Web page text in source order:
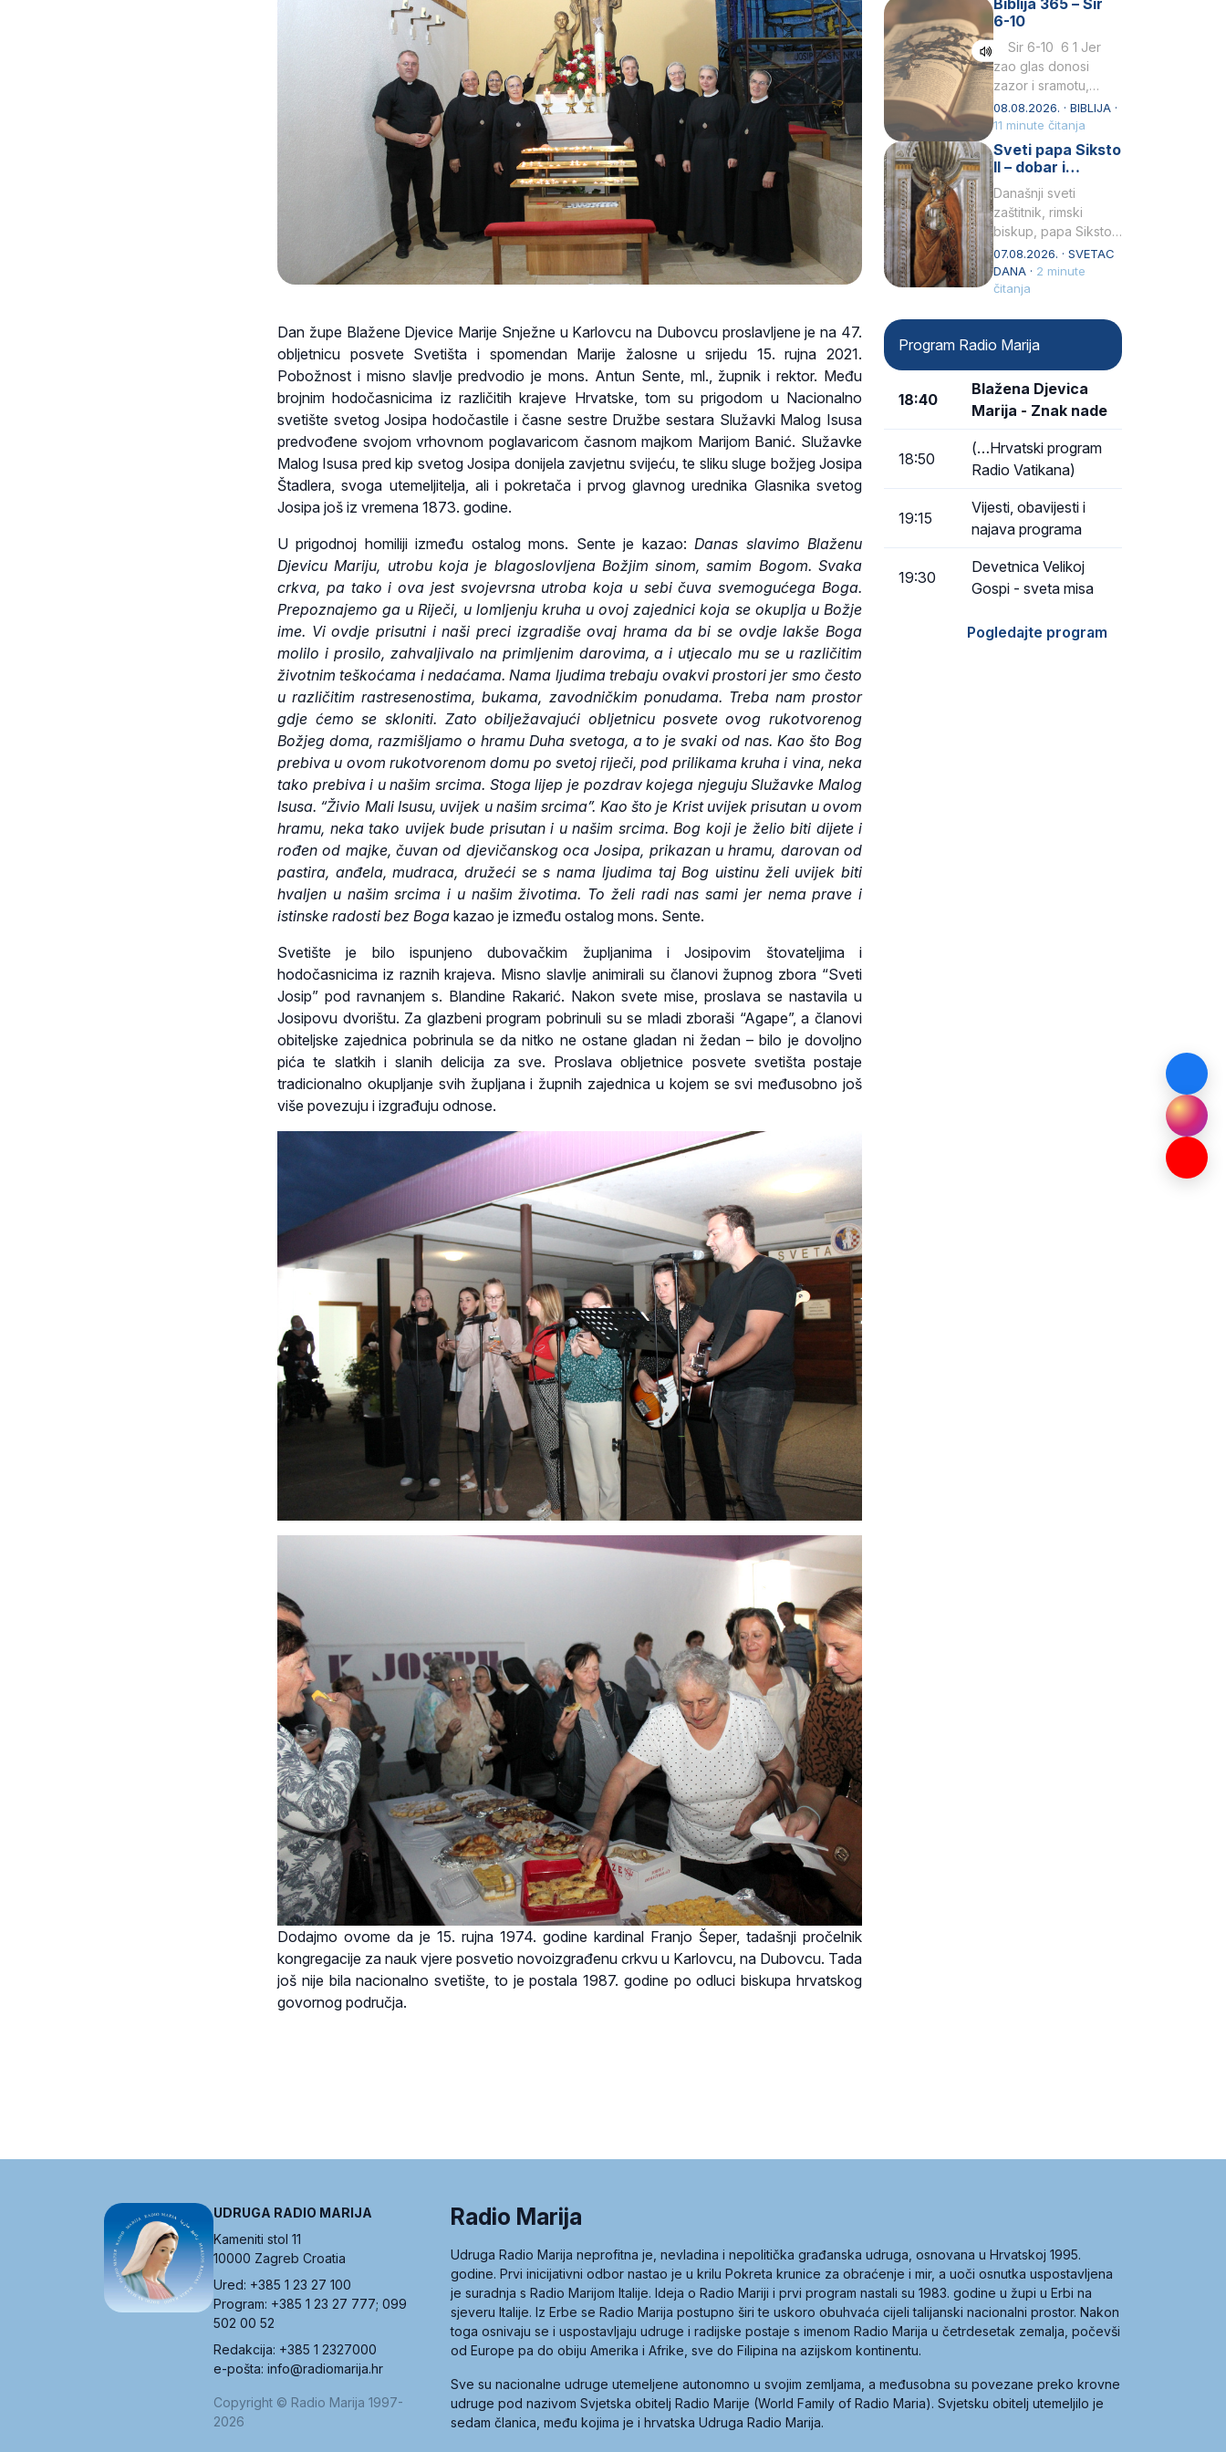
Dan župe Blažene Djevice Marije Snježne u Karlovcu na Dubovcu proslavljene je na 47.
obljetnicu posvete Svetišta i spomendan Marije žalosne u srijedu 15. rujna 2021.
Pobožnost i misno slavlje predvodio je mons. Antun Sente, ml., župnik i rektor. Među
brojnim hodočasnicima iz različitih krajeve Hrvatske, tom su prigodom u Nacionalno
svetište svetog Josipa hodočastile i časne sestre Družbe sestara Služavki Malog Isusa
predvođene svojom vrhovnom poglavaricom časnom majkom Marijom Banić. Služavke
Malog Isusa pred kip svetog Josipa donijela zavjetnu svijeću, te sliku sluge božjeg Josipa
Štadlera, svoga utemeljitelja, ali i pokretača i prvog glavnog urednika Glasnika svetog
Josipa još iz vremena 1873. godine.
U prigodnoj homiliji između ostalog mons. Sente je kazao:Danas slavimo Blaženu
Djevicu Mariju, utrobu koja je blagoslovljena Božjim sinom, samim Bogom. Svaka
crkva, pa tako i ova jest svojevrsna utroba koja u sebi čuva svemogućega Boga.
Prepoznajemo ga u Riječi, u lomljenju kruha u ovoj zajednici koja se okuplja u Božje
ime. Vi ovdje prisutni i naši preci izgradiše ovaj hrama da bi se ovdje lakše Boga
molilo i prosilo, zahvaljivalo na primljenim darovima, a i utjecalo mu se u različitim
životnim teškoćama i nedaćama. Nama ljudima trebaju ovakvi prostori jer smo često
u različitim rastresenostima, bukama, zavodničkim ponudama. Treba nam prostor
gdje ćemo se skloniti. Zato obilježavajući obljetnicu posvete ovog rukotvorenog
Božjeg doma, razmišljamo o hramu Duha svetoga, a to je svaki od nas. Kao što Bog
prebiva u ovom rukotvorenom domu po svetoj riječi, pod prilikama kruha i vina, neka
tako prebiva i u našim srcima. Stoga lijep je pozdrav kojega njeguju Služavke Malog
Isusa. “Živio Mali Isusu, uvijek u našim srcima”. Kao što je Krist uvijek prisutan u ovom
hramu, neka tako uvijek bude prisutan i u našim srcima. Bog koji je želio biti dijete i
rođen od majke, čuvan od djevičanskog oca Josipa, prikazan u hramu, darovan od
pastira, anđela, mudraca, družeći se s nama ljudima taj Bog uistinu želi uvijek biti
hvaljen u našim srcima i u našim životima. To želi radi nas sami jer nema prave i
istinske radosti bez Boga kazao je između ostalog mons. Sente.
Svetište je bilo ispunjeno dubovačkim župljanima i Josipovim štovateljima i
hodočasnicima iz raznih krajeva. Misno slavlje animirali su članovi župnog zbora “Sveti
Josip” pod ravnanjem s. Blandine Rakarić. Nakon svete mise, proslava se nastavila u
Josipovu dvorištu. Za glazbeni program pobrinuli su se mladi zboraši “Agape”, a članovi
obiteljske zajednica pobrinula se da nitko ne ostane gladan ni žedan – bilo je dovoljno
pića te slatkih i slanih delicija za sve. Proslava obljetnice posvete svetišta postaje
tradicionalno okupljanje svih župljana i župnih zajednica u kojem se svi međusobno još
više povezuju i izgrađuju odnose.
Dodajmo ovome da je 15. rujna 1974. godine kardinal Franjo Šeper, tadašnji pročelnik
kongregacije za nauk vjere posvetio novoizgrađenu crkvu u Karlovcu, na Dubovcu. Tada
još nije bila nacionalno svetište, to je postala 1987. godine po odluci biskupa hrvatskog
govornog područja.
Praedicatorum – OP).
Svojim životom,
dubokom ljubavlju
prema Kristu…
Biblija 365 – Sir
6-10
Sir 6-10 6 1 Jer
zao glas donosi
zazor i sramotu,
kako to biva
grešniku
licemjernom.2 Ne
predaj se u…
08.08.2026. · BIBLIJA ·
11 minute čitanja
Sveti papa Siksto
II – dobar i
miroljubiv pastir
Današnji sveti
zaštitnik, rimski
biskup, papa Siksto
(Sixtus) II, prema
knjizi Liber
Pontificalis bio je
Obnovio je odnose s
afričkim…
07.08.2026. · SVETAC
DANA · 2 minute
čitanja
Program Radio Marija
18:40
Blažena Djevica
Marija - Znak nade
18:50
(…Hrvatski program
Radio Vatikana)
19:15
Vijesti, obavijesti i
najava programa
19:30
Devetnica Velikoj
Gospi - sveta misa
Pogledajte program
UDRUGA RADIO MARIJA
Kameniti stol 11
10000 Zagreb Croatia
Ured: +385 1 23 27 100
Program: +385 1 23 27 777; 099
502 00 52
Redakcija: +385 1 2327000
e-pošta: info@radiomarija.hr
Copyright © Radio Marija 1997-
2026
Radio Marija
Udruga Radio Marija neprofitna je, nevladina i nepolitička građanska udruga, osnovana u Hrvatskoj 1995.
godine. Prvi inicijativni odbor nastao je u krilu Pokreta krunice za obraćenje i mir, a uoči osnutka uspostavljena
je suradnja s Radio Marijom Italije. Ideja o Radio Mariji i prvi program nastali su 1983. godine u župi u Erbi na
sjeveru Italije. Iz Erbe se Radio Marija postupno širi te uskoro obuhvaća cijeli talijanski nacionalni prostor. Nakon
toga osnivaju se i uspostavljaju udruge i radijske postaje s imenom Radio Marija u četrdesetak zemalja, počevši
od Europe pa do obiju Amerika i Afrike, sve do Filipina na azijskom kontinentu.
Sve su nacionalne udruge utemeljene autonomno u svojim zemljama, a međusobna su povezane preko krovne
udruge pod nazivom Svjetska obitelj Radio Marije (World Family of Radio Maria). Svjetsku obitelj utemeljilo je
sedam članica, među kojima je i hrvatska Udruga Radio Marija.